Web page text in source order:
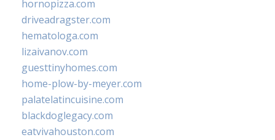
hornopizza.com
driveadragster.com
hematologa.com
lizaivanov.com
guesttinyhomes.com
home-plow-by-meyer.com
palatelatincuisine.com
blackdoglegacy.com
eatvivahouston.com